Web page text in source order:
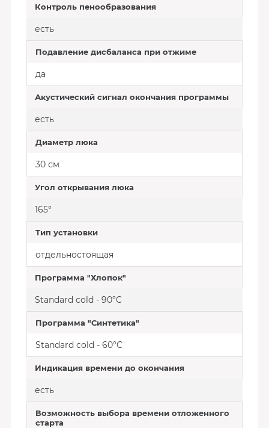
Контроль пенообразования
есть
Подавление дисбаланса при отжиме
да
Акустический сигнал окончания программы
есть
Диаметр люка
30 см
Угол открывания люка
165°
Тип установки
отдельностоящая
Программа "Хлопок"
Standard cold - 90°C
Программа "Синтетика"
Standard cold - 60°C
Индикация времени до окончания
есть
Возможность выбора времени отложенного
старта